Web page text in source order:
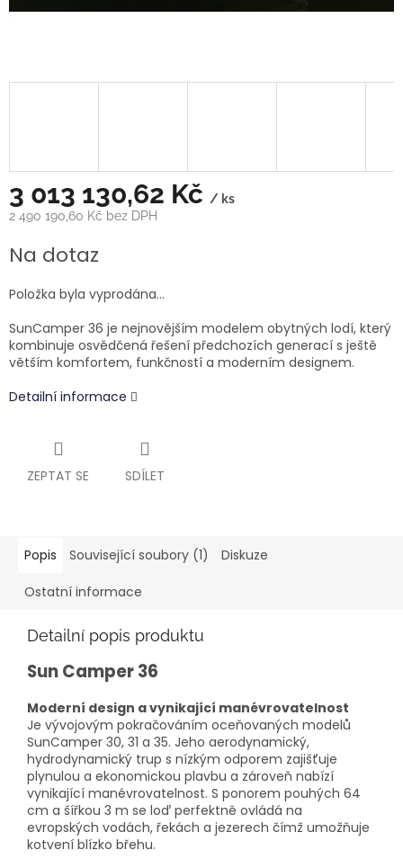
3 013 130,62 Kč / ks
2 490 190,60 Kč bez DPH
cena:
Na dotaz
Položka byla vyprodána…
SunCamper 36 je nejnovějším modelem obytných lodí, který
kombinuje osvědčená řešení předchozích generací s ještě
větším komfortem, funkčností a moderním designem.
Detailní informace
ZEPTAT SE SDÍLET
Popis Související soubory (1) Diskuze
Ostatní informace
Detailní popis produktu
Sun Camper 36
Moderní design a vynikající manévrovatelnost
Je vývojovým pokračováním oceňovaných modelů
SunCamper 30, 31 a 35. Jeho aerodynamický,
hydrodynamický trup s nízkým odporem zajišťuje
plynulou a ekonomickou plavbu a zároveň nabízí
vynikající manévrovatelnost. S ponorem pouhých 64
cm a šířkou 3 m se loď perfektně ovládá na
evropských vodách, řekách a jezerech čímž umožňuje
kotvení blízko břehu.